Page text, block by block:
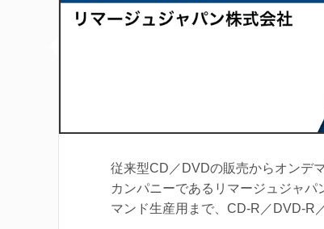
従来型CD／DVDの販売からオンデ
カンパニーであるリマージュジャ
マンド生産用まで、CD-R／DVD-R